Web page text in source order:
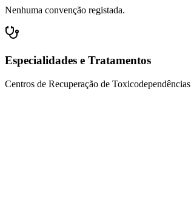
Nenhuma convenção registada.
Especialidades e Tratamentos
Centros de Recuperação de Toxicodependências